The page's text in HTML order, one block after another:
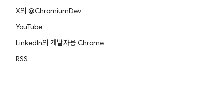
X의 @ChromiumDev
YouTube
LinkedIn의 개발자용 Chrome
RSS